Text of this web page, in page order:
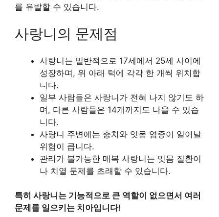
를 유발할 수 있습니다.
사랑니의 문제점
사랑니는 일반적으로 17세에서 25세 사이에
성장하며, 위 아래 턱에 각각 한 개씩 위치합
니다.
일부 사람들은 사랑니가 전혀 나지 않기도 하
며, 다른 사람들은 14개까지도 나올 수 있습
니다.
사랑니 주변에는 충치와 잇몸 염증이 일어날
위험이 큽니다.
관리가 불가능한 매복 사랑니는 잇몸 질환이
나 치열 문제를 초래할 수 있습니다.
특히 사랑니는 기능적으로 큰 역할이 없으면서 여러
문제를 일으키는 치아입니다!